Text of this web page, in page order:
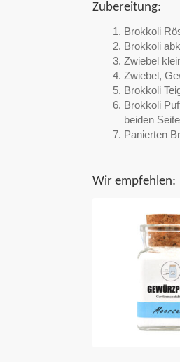
Zubereitung:
Brokkoli
Brokkoli
Zwiebel
Zwiebel,
Brokkoli
Brokkoli
beiden
Panierten
Wir empfehlen: